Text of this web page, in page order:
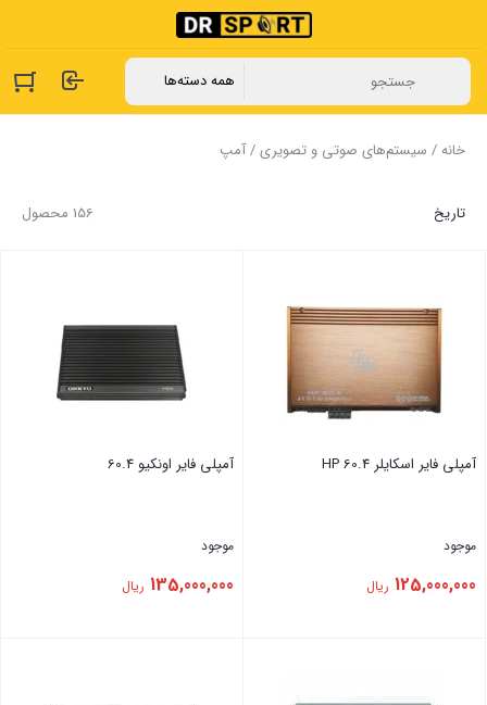
خانه/ سیستم‌های صوتی و تصویری/ آمپ
156 محصول تاریخ
آمپلی فایر ‏اسکایلر 60.4 HP
موجود
125,000,000 ریال
آمپلی فایر اونکیو 60.4
موجود
135,000,000 ریال